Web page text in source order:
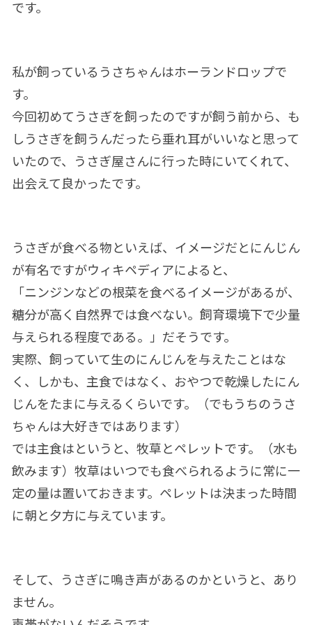
です。
私が飼っているうさちゃんはホーランドロップで
す。
今回初めてうさぎを飼ったのですが飼う前から、も
しうさぎを飼うんだったら垂れ耳がいいなと思って
いたので、うさぎ屋さんに行った時にいてくれて、
出会えて良かったです。
うさぎが食べる物といえば、イメージだとにんじん
が有名ですがウィキペディアによると、
「ニンジンなどの根菜を食べるイメージがあるが、
糖分が高く自然界では食べない。飼育環境下で少量
与えられる程度である。」だそうです。
実際、飼っていて生のにんじんを与えたことはな
く、しかも、主食ではなく、おやつで乾燥したにん
じんをたまに与えるくらいです。（でもうちのうさ
ちゃんは大好きではあります）
では主食はというと、牧草とペレットです。（水も
飲みます）牧草はいつでも食べられるように常に一
定の量は置いておきます。ペレットは決まった時間
に朝と夕方に与えています。
そして、うさぎに鳴き声があるのかというと、あり
ません。